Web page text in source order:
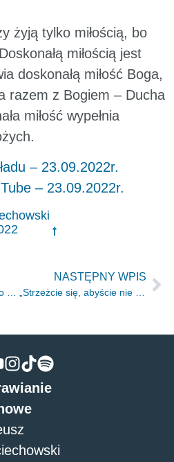
żyją tylko miłością, bo
miłością jest
doskonałą miłość Boga,
razem z Bogiem – Ducha
miłość wypełnia
– 23.09.2022r.
– 23.09.2022r.
NASTĘPNY WPIS